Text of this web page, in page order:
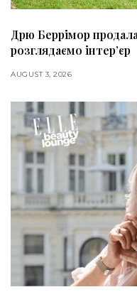
Дрю Беррімор
розглядаємо інтер’єр
AUGUST 3, 2026